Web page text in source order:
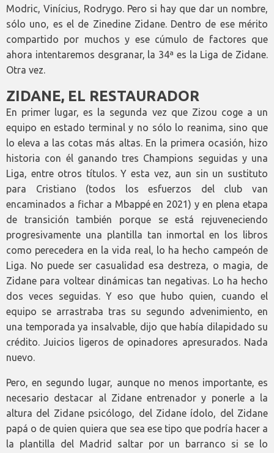
Modric, Vinícius, Rodrygo. Pero si hay que dar un nombre,
sólo uno, es el de Zinedine Zidane. Dentro de ese mérito
compartido por muchos y ese cúmulo de factores que
ahora intentaremos desgranar, la 34ª es la Liga de Zidane.
Otra vez.
ZIDANE, EL RESTAURADOR
En primer lugar, es la segunda vez que Zizou coge a un
equipo en estado terminal y no sólo lo reanima, sino que
lo eleva a las cotas más altas. En la primera ocasión, hizo
historia con él ganando tres Champions seguidas y una
Liga, entre otros títulos. Y esta vez, aun sin un sustituto
para Cristiano (todos los esfuerzos del club van
encaminados a fichar a Mbappé en 2021) y en plena etapa
de transición también porque se está rejuveneciendo
progresivamente una plantilla tan inmortal en los libros
como perecedera en la vida real, lo ha hecho campeón de
Liga. No puede ser casualidad esa destreza, o magia, de
Zidane para voltear dinámicas tan negativas. Lo ha hecho
dos veces seguidas. Y eso que hubo quien, cuando el
equipo se arrastraba tras su segundo advenimiento, en
una temporada ya insalvable, dijo que había dilapidado su
crédito. Juicios ligeros de opinadores apresurados. Nada
nuevo.
Pero, en segundo lugar, aunque no menos importante, es
necesario destacar al Zidane entrenador y ponerle a la
altura del Zidane psicólogo, del Zidane ídolo, del Zidane
papá o de quien quiera que sea ese tipo que podría hacer a
la plantilla del Madrid saltar por un barranco si se lo